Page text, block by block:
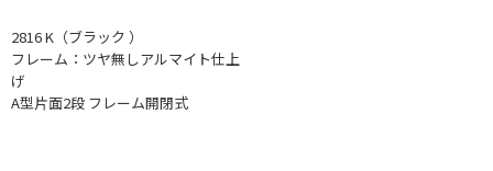
2816 K（ブラック ）
フレーム：ツヤ無しアルマイト仕上
げ
A型片面2段 フレーム開閉式